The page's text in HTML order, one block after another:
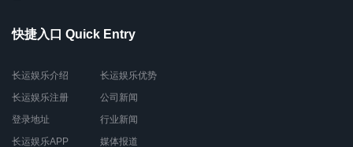
快捷入口 Quick Entry
长运娱乐介绍
长运娱乐注册
登录地址
长运娱乐APP
长运娱乐优势
公司新闻
行业新闻
媒体报道